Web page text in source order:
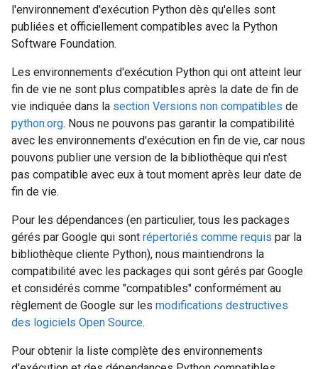
l'environnement d'exécution Python dès qu'elles sont
publiées et officiellement compatibles avec la Python
Software Foundation.
Les environnements d'exécution Python qui ont atteint leur
fin de vie ne sont plus compatibles après la date de fin de
vie indiquée dans la section Versions non compatibles de
python.org. Nous ne pouvons pas garantir la compatibilité
avec les environnements d'exécution en fin de vie, car nous
pouvons publier une version de la bibliothèque qui n'est
pas compatible avec eux à tout moment après leur date de
fin de vie.
Pour les dépendances (en particulier, tous les packages
gérés par Google qui sont répertoriés comme requis par la
bibliothèque cliente Python), nous maintiendrons la
compatibilité avec les packages qui sont gérés par Google
et considérés comme "compatibles" conformément au
règlement de Google sur les modifications destructives
des logiciels Open Source.
Pour obtenir la liste complète des environnements